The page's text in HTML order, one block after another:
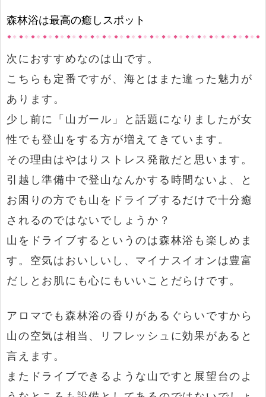
森林浴は最高の癒しスポット
次におすすめなのは山です。
こちらも定番ですが、海とはまた違った魅力が
あります。
少し前に「山ガール」と話題になりましたが女
性でも登山をする方が増えてきています。
その理由はやはりストレス発散だと思います。
引越し準備中で登山なんかする時間ないよ、と
お困りの方でも山をドライブするだけで十分癒
されるのではないでしょうか？
山をドライブするというのは森林浴も楽しめま
す。空気はおいしいし、マイナスイオンは豊富
だしとお肌にも心にもいいことだらけです。
アロマでも森林浴の香りがあるぐらいですから
山の空気は相当、リフレッシュに効果があると
言えます。
またドライブできるような山ですと展望台のよ